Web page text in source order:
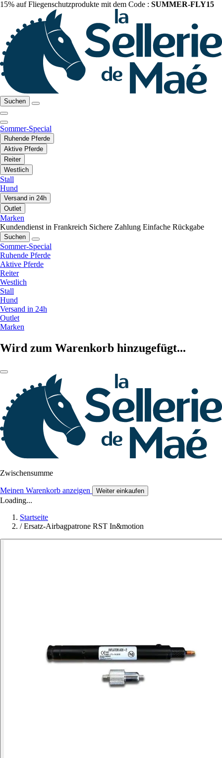
15% auf Fliegenschutzprodukte mit dem Code : SUMMER-FLY15
Suchen
Sommer-Special
Ruhende Pferde
Aktive Pferde
Reiter
Westlich
Stall
Hund
Versand in 24h
Outlet
Marken
Kundendienst in Frankreich Sichere Zahlung Einfache Rückgabe
Suchen
Sommer-Special
Ruhende Pferde
Aktive Pferde
Reiter
Westlich
Stall
Hund
Versand in 24h
Outlet
Marken
Wird zum Warenkorb hinzugefügt...
Zwischensumme
Meinen Warenkorb anzeigen Weiter einkaufen
Loading...
Startseite
/ Ersatz-Airbagpatrone RST In&motion